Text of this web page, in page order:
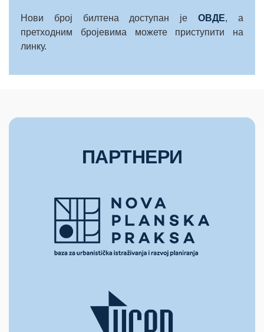
Нови број билтена доступан јеОВДЕ, а
претходним бројевима можете приступити на
линку.
ПАРТНЕРИ